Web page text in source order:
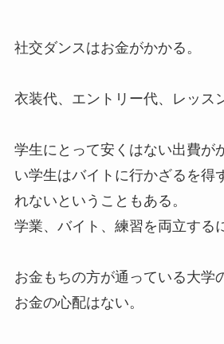
社交ダンスはお金がかかる。
衣装代、エントリー代、レッス
学生にとって安くはない出費が
い学生はバイトに行かざるを得
れないということもある。
学業、バイト、練習を両立する
お金もちの方が通っている大学
お金の心配はない。